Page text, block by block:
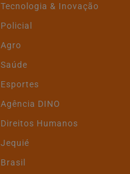
Tecnologia & Inovação
Policial
Agro
Saúde
Esportes
Agência DINO
Direitos Humanos
Jequié
Brasil